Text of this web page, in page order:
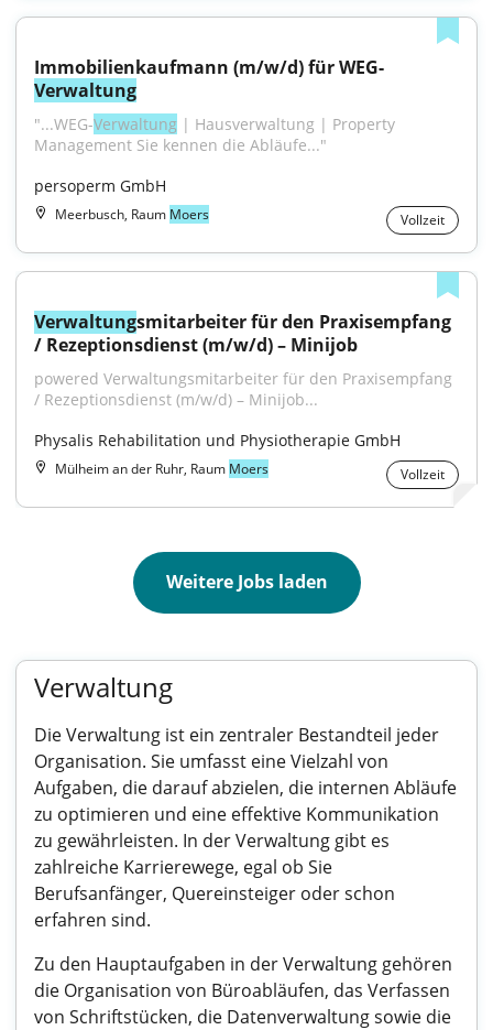
Immobilienkaufmann (m/w/d) für WEG-
Verwaltung
"...WEG-Verwaltung | Hausverwaltung | Property
Management Sie kennen die Abläufe..."
persoperm GmbH
Meerbusch, Raum Moers Vollzeit
Verwaltungsmitarbeiter für den Praxisempfang
/ Rezeptionsdienst (m/w/d) – Minijob
powered Verwaltungsmitarbeiter für den Praxisempfang
/ Rezeptionsdienst (m/w/d) – Minijob...
Physalis Rehabilitation und Physiotherapie GmbH
Mülheim an der Ruhr, Raum Moers Vollzeit
Weitere Jobs laden
Verwaltung
Die Verwaltung ist ein zentraler Bestandteil jeder
Organisation. Sie umfasst eine Vielzahl von
Aufgaben, die darauf abzielen, die internen Abläufe
zu optimieren und eine effektive Kommunikation
zu gewährleisten. In der Verwaltung gibt es
zahlreiche Karrierewege, egal ob Sie
Berufsanfänger, Quereinsteiger oder schon
erfahren sind.
Zu den Hauptaufgaben in der Verwaltung gehören
die Organisation von Büroabläufen, das Verfassen
von Schriftstücken, die Datenverwaltung sowie die